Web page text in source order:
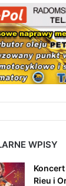
WPISY
Rieu i